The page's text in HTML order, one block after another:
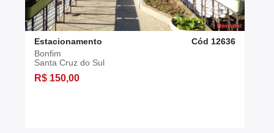
Estacionamento
Cód 12636
Bonfim
Santa Cruz do Sul
R$ 150,00